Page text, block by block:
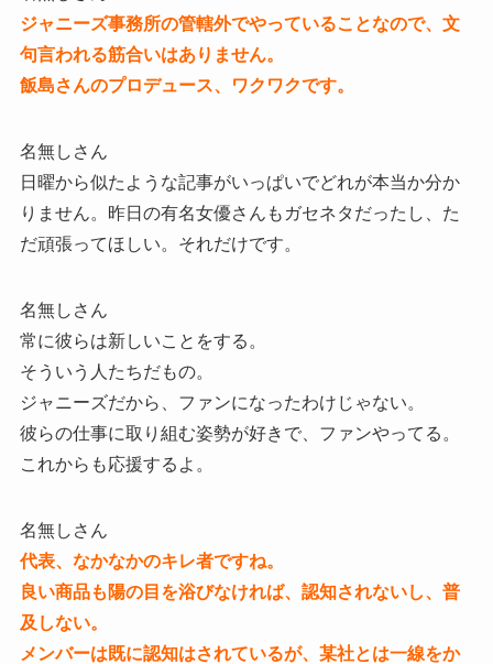
ジャニーズ事務所の管轄外でやっていることなので、文
句言われる筋合いはありません。
飯島さんのプロデュース、ワクワクです。
名無しさん
日曜から似たような記事がいっぱいでどれが本当か分か
りません。昨日の有名女優さんもガセネタだったし、た
だ頑張ってほしい。それだけです。
名無しさん
常に彼らは新しいことをする。
そういう人たちだもの。
ジャニーズだから、ファンになったわけじゃない。
彼らの仕事に取り組む姿勢が好きで、ファンやってる。
これからも応援するよ。
名無しさん
代表、なかなかのキレ者ですね。
良い商品も陽の目を浴びなければ、認知されないし、普
及しない。
メンバーは既に認知はされているが、某社とは一線をか